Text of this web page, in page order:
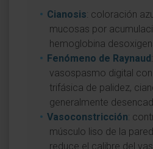
Cianosis: coloración
mucosas por
hemoglobina
Fenómeno de Raynaud
vasospasmo digital
trifásica de palidez,
generalmente
Vasoconstricción:
músculo liso de la
reduce el calibre del